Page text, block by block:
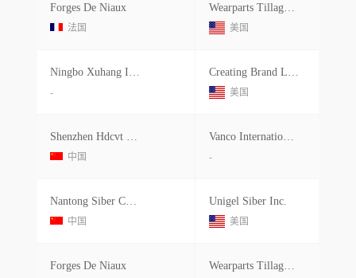
Forges De Niaux
法国
Wearparts Tillage Tools Llc
美国
Ningbo Xuhang Importexportco Ltd.
-
Creating Brand Legacy.
美国
Shenzhen Hdcvt Technologies Co.ltd.
中国
Vanco International Ltd.
-
Nantong Siber Communication Co.ltd.
中国
Unigel Siber Inc.
美国
Forges De Niaux Wearparts Tillage Tools Llc